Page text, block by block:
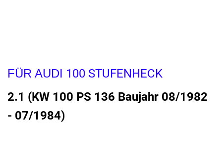
FÜR AUDI 100 STUFENHECK
2.1 (KW 100 PS 136 Baujahr 08/1982
- 07/1984)